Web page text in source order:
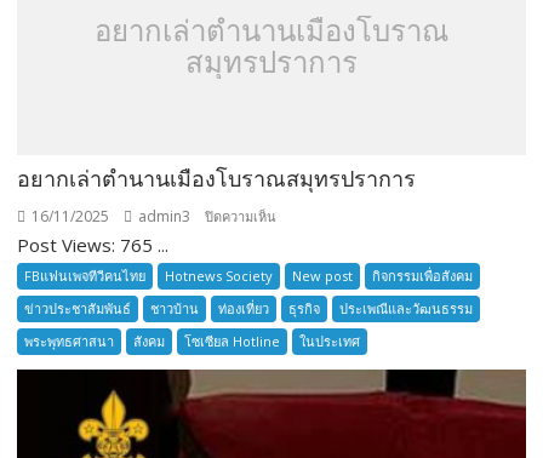
อยากเล่าตำนานเมืองโบราณ
สมุทรปราการ
อยากเล่าตำนานเมืองโบราณสมุทรปราการ
16/11/2025 admin3 ปิดความเห็น
เล่า
ตำนาน
เมือง
โบราณ
สมุทรปราการ
Post Views: 765 ...
FBแฟนเพจทีวีคนไทย Hotnews Society New post
กิจกรรมเพื่อสังคม
ข่าวประชาสัมพันธ์
ชาวบ้าน ท่องเที่ยว ธุรกิจ
ประเพณีและวัฒนธรรม
พระพุทธศาสนา
สังคม โซเซียล Hotline ในประเทศ